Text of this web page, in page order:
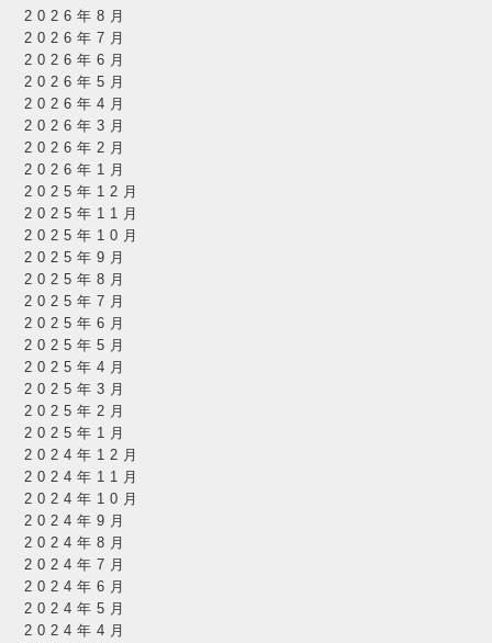
2026年8月
2026年7月
2026年6月
2026年5月
2026年4月
2026年3月
2026年2月
2026年1月
2025年12月
2025年11月
2025年10月
2025年9月
2025年8月
2025年7月
2025年6月
2025年5月
2025年4月
2025年3月
2025年2月
2025年1月
2024年12月
2024年11月
2024年10月
2024年9月
2024年8月
2024年7月
2024年6月
2024年5月
2024年4月